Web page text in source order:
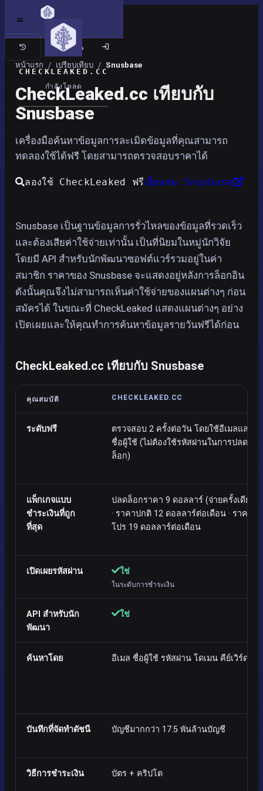
CHECKLEAKED.CC
กำลังโหลด
เว็บไซต์แบบคลาสสิก
หน้าแรก / เปรียบเทียบ / Snusbase
CheckLeaked.cc เทียบกับ
Snusbase
เครื่องมือค้นหาข้อมูลการละเมิดข้อมูลที่คุณสามารถ
ทดลองใช้ได้ฟรี โดยสามารถตรวจสอบราคาได้
ลองใช้ CheckLeaked ฟรีเยี่ยมชม Snusbase
Snusbase เป็นฐานข้อมูลการรั่วไหลของข้อมูลที่รวดเร็ว
และต้องเสียค่าใช้จ่ายเท่านั้น เป็นที่นิยมในหมู่นักวิจัย
โดยมี API สำหรับนักพัฒนาซอฟต์แวร์รวมอยู่ในค่า
สมาชิก ราคาของ Snusbase จะแสดงอยู่หลังการล็อกอิน
ดังนั้นคุณจึงไม่สามารถเห็นค่าใช้จ่ายของแผนต่างๆ ก่อน
สมัครได้ ในขณะที่ CheckLeaked แสดงแผนต่างๆ อย่าง
เปิดเผยและให้คุณทำการค้นหาข้อมูลรายวันฟรีได้ก่อน
CheckLeaked.cc เทียบกับ Snusbase
คุณสมบัติ CHECKLEAKED.CC
ระดับฟรี
ตรวจสอบ 2 ครั้งต่อวัน โดยใช้อีเมลและ
ชื่อผู้ใช้ (ไม่ต้องใช้รหัสผ่านในการปลด
ล็อก)
แพ็กเกจแบบ
ชำระเงินที่ถูก
ที่สุด
ปลดล็อกราคา 9 ดอลลาร์ (จ่ายครั้งเดียว)
· ราคาปกติ 12 ดอลลาร์ต่อเดือน · ราคา
โปร 19 ดอลลาร์ต่อเดือน
เปิดเผยรหัสผ่าน ใช่
ในระดับการชำระเงิน
API สำหรับนัก
พัฒนา
ใช่
ค้นหาโดย อีเมล ชื่อผู้ใช้ รหัสผ่าน โดเมน คีย์เวิร์ด
บันทึกที่จัดทำดัชนี บัญชีมากกว่า 17.5 พันล้านบัญชี
วิธีการชำระเงิน บัตร + คริปโต